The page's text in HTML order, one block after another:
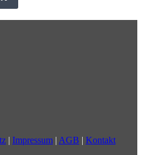
| Impressum | AGB | Kontakt